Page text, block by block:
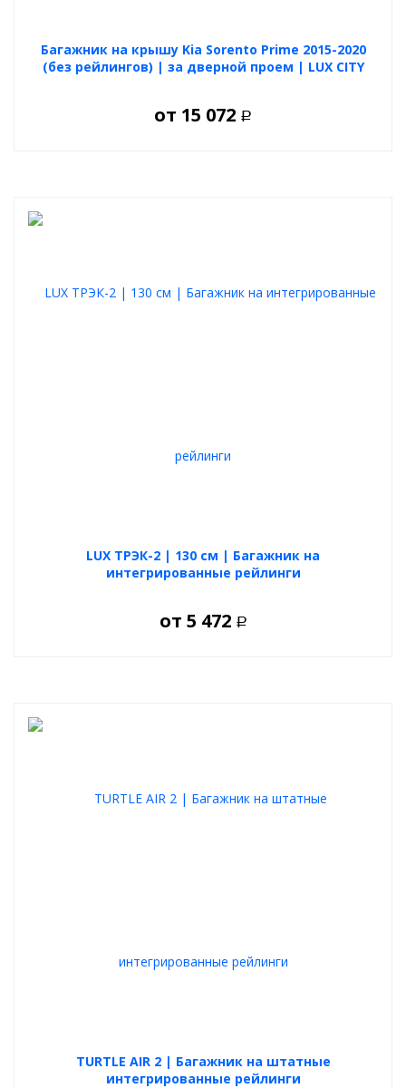
Багажник на крышу Kia Sorento Prime 2015-2020
(без рейлингов) | за дверной проем | LUX СITY
от 15 072 Р
LUX ТРЭК-2 | 130 см | Багажник на
интегрированные рейлинги
от 5 472 Р
TURTLE AIR 2 | Багажник на штатные
интегрированные рейлинги